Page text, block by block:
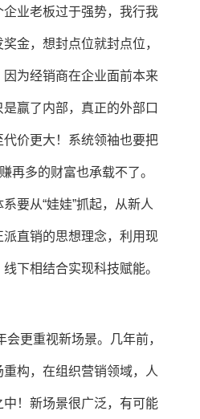
业老板过于强势，我行我
金，想封点位就封点位，
为经销商在企业面前本来
赢了内部，真正的外部口
价更大！系统领袖也要把
再多的财富也承载不了。
要从“娃娃”抓起，从新人
直销的思想理念，利用现
下相结合实现科技赋能。
更重视新场景。几年前，
构，在组织营销领域，人
！新场景很广泛，有可能